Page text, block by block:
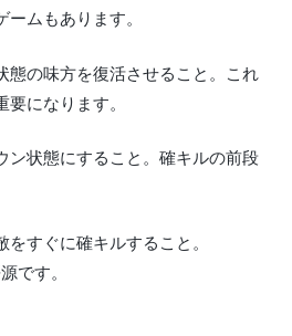
ムもあります。
態の味方を復活させること。これ
になります。
ン状態にすること。確キルの前段
をすぐに確キルすること。
です。